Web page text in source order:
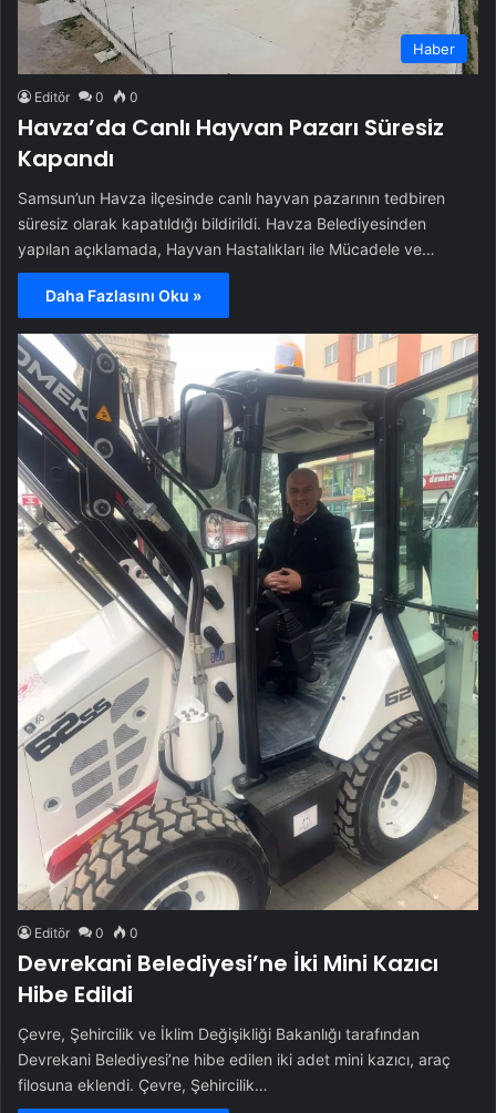
Haber
Editör 0 0
Havza’da Canlı Hayvan Pazarı Süresiz
Kapandı
Samsun’un Havza ilçesinde canlı hayvan pazarının tedbiren
süresiz olarak kapatıldığı bildirildi. Havza Belediyesinden
yapılan açıklamada, Hayvan Hastalıkları ile Mücadele ve…
Daha Fazlasını Oku »
Editör 0 0
Devrekani Belediyesi’ne İki Mini Kazıcı
Hibe Edildi
Çevre, Şehircilik ve İklim Değişikliği Bakanlığı tarafından
Devrekani Belediyesi’ne hibe edilen iki adet mini kazıcı, araç
filosuna eklendi. Çevre, Şehircilik…